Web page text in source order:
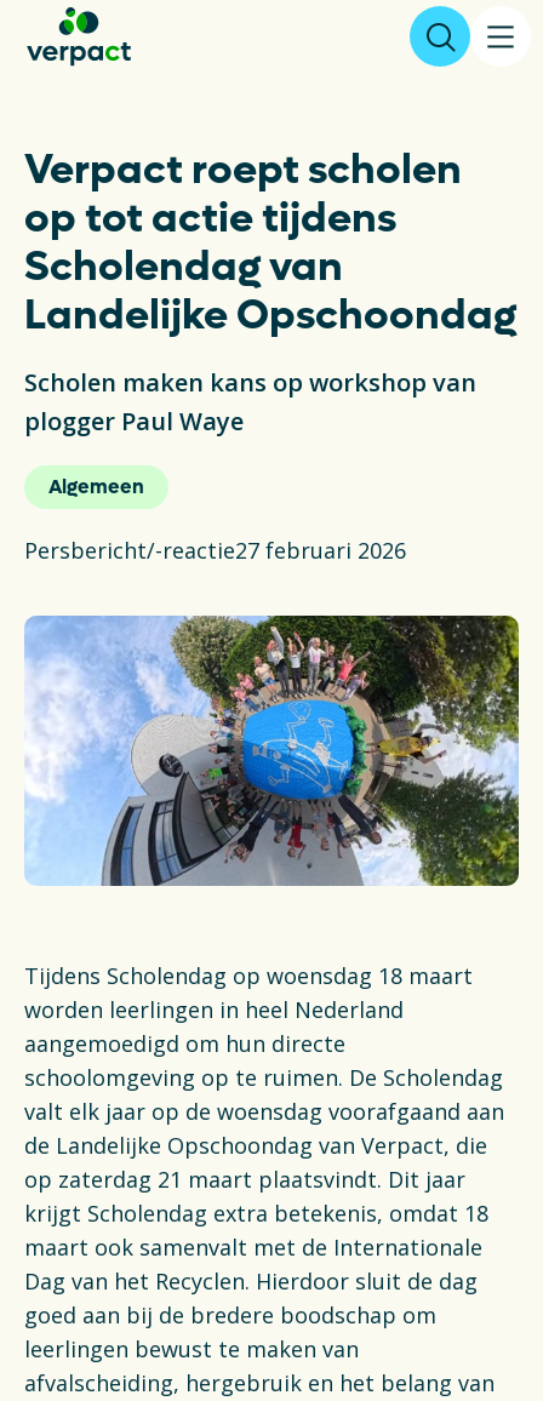
Over ons
Resultaten
Inzameling & Recycling
Wetgeving
Actueel
Veelgestelde vragen
Verpakkingencatalogus
Pers
Contact
Downloads
Deltaplan Circulaire Plastic
Verpakkingen
Financiën
VacaturesOpens in a new tab
Switch to English
Verpact roept scholen
op tot actie tijdens
Scholendag van
Landelijke Opschoondag
Scholen maken kans op workshop van
plogger Paul Waye
Algemeen
Persbericht/-reactie27 februari 2026
Tijdens Scholendag op woensdag 18 maart
worden leerlingen in heel Nederland
aangemoedigd om hun directe
schoolomgeving op te ruimen. De Scholendag
valt elk jaar op de woensdag voorafgaand aan
de Landelijke Opschoondag van Verpact, die
op zaterdag 21 maart plaatsvindt. Dit jaar
krijgt Scholendag extra betekenis, omdat 18
maart ook samenvalt met de Internationale
Dag van het Recyclen. Hierdoor sluit de dag
goed aan bij de bredere boodschap om
leerlingen bewust te maken van
afvalscheiding, hergebruik en het belang van